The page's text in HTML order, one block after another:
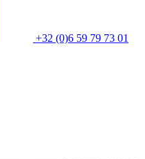
+32 (0)6 59 79 73 01